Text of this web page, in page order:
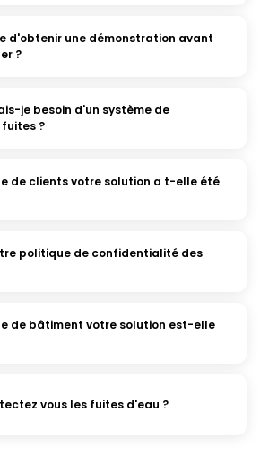
d'obtenir une démonstration avant
?
je besoin d'un système de
?
de clients votre solution a t-elle été
politique de confidentialité des
de bâtiment votre solution est-elle
vous les fuites d'eau ?